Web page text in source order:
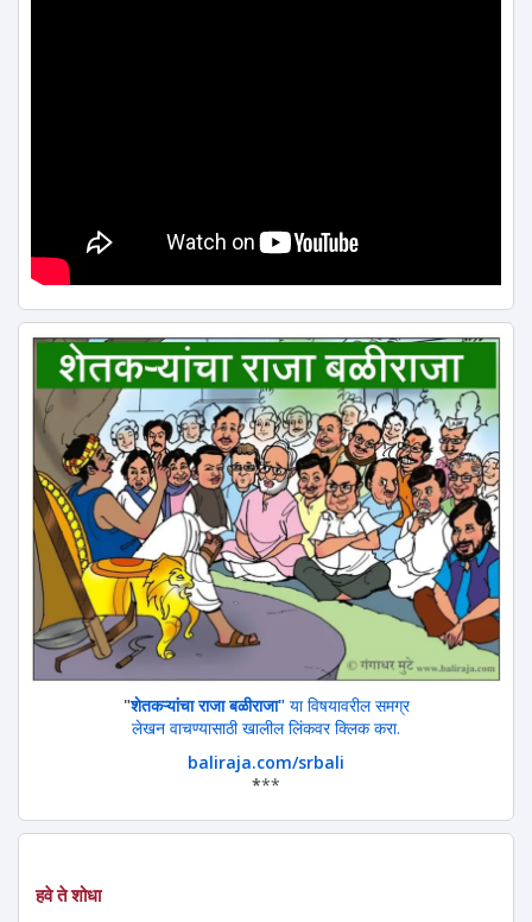
"शेतकऱ्यांचा राजा बळीराजा"या विषयावरील समग्र
लेखन वाचण्यासाठी खालील लिंकवर क्लिक करा.
baliraja.com/srbali
***
हवे ते शोधा